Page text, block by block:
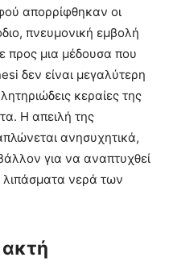
απορρίφθηκαν οι
πνευμονική εμβολή
προς μια μέδουσα που
δεν είναι μεγαλύτερη
κεραίες της
Η απειλή της
ανησυχητικά,
για να αναπτυχθεί
νερά των